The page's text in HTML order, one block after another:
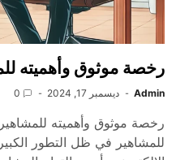
رخصة موثوق وأهميته
Admin ديسمبر 17, 2024 0
رخصة موثوق وأهميته
للمشاهير في ظل التطور